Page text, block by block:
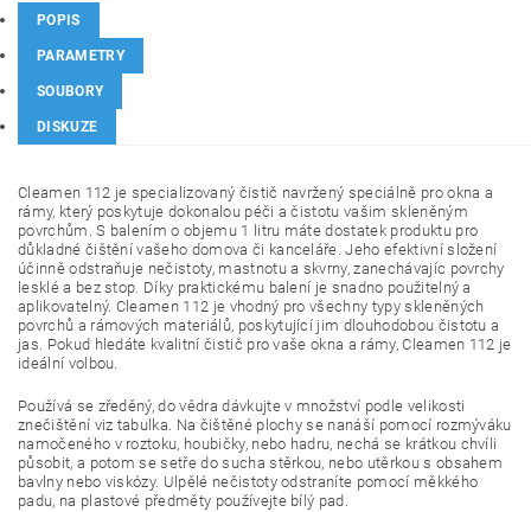
POPIS
PARAMETRY
SOUBORY
DISKUZE
Cleamen 112 je specializovaný čistič navržený speciálně pro okna a
rámy, který poskytuje dokonalou péči a čistotu vašim skleněným
povrchům. S balením o objemu 1 litru máte dostatek produktu pro
důkladné čištění vašeho domova či kanceláře. Jeho efektivní složení
účinně odstraňuje nečistoty, mastnotu a skvrny, zanechávajíc povrchy
lesklé a bez stop. Díky praktickému balení je snadno použitelný a
aplikovatelný. Cleamen 112 je vhodný pro všechny typy skleněných
povrchů a rámových materiálů, poskytující jim dlouhodobou čistotu a
jas. Pokud hledáte kvalitní čistič pro vaše okna a rámy, Cleamen 112 je
ideální volbou.
Používá se zředěný, do vědra dávkujte v množství podle velikosti
znečištění viz tabulka. Na čištěné plochy se nanáší pomocí rozmýváku
namočeného v roztoku, houbičky, nebo hadru, nechá se krátkou chvíli
působit, a potom se setře do sucha stěrkou, nebo utěrkou s obsahem
bavlny nebo viskózy. Ulpělé nečistoty odstraníte pomocí měkkého
padu, na plastové předměty používejte bílý pad.